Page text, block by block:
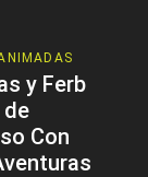
y Ferb
de
Con